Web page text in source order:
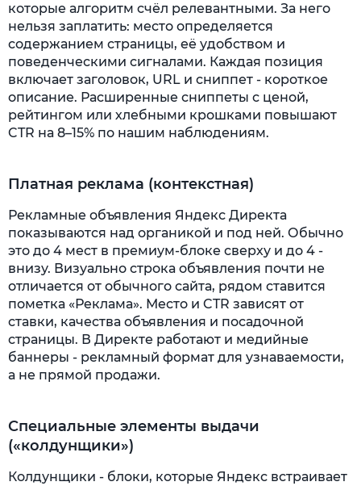
которые алгоритм счёл релевантными. За него
нельзя заплатить: место определяется
содержанием страницы, её удобством и
поведенческими сигналами. Каждая позиция
включает заголовок, URL и сниппет - короткое
описание. Расширенные сниппеты с ценой,
рейтингом или хлебными крошками повышают
CTR на 8–15% по нашим наблюдениям.
Платная реклама (контекстная)
Рекламные объявления Яндекс Директа
показываются над органикой и под ней. Обычно
это до 4 мест в премиум-блоке сверху и до 4 -
внизу. Визуально строка объявления почти не
отличается от обычного сайта, рядом ставится
пометка «Реклама». Место и CTR зависят от
ставки, качества объявления и посадочной
страницы. В Директе работают и медийные
баннеры - рекламный формат для узнаваемости,
а не прямой продажи.
Специальные элементы выдачи
(«колдунщики»)
Колдунщики - блоки, которые Яндекс встраивает